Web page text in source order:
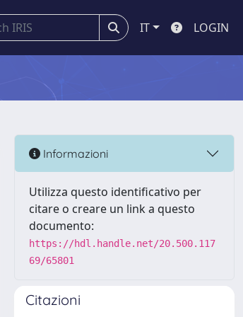
IT LOGIN
Informazioni
Utilizza questo identificativo per
citare o creare un link a questo
documento:
https://hdl.handle.net/20.500.117
69/65801
Citazioni